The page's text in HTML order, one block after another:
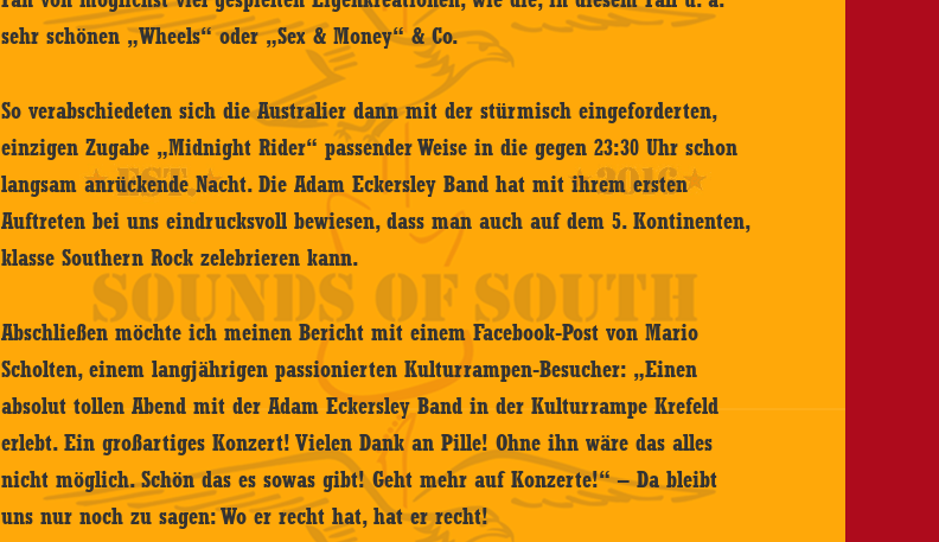
sehr schönen „Wheels“ oder „Sex & Money“ & Co.
So verabschiedeten sich die Australier dann mit der stürmisch eingeforderten,
einzigen Zugabe „Midnight Rider“ passender Weise in die gegen 23:30 Uhr schon
langsam anrückende Nacht. Die Adam Eckersley Band hat mit ihrem ersten
Auftreten bei uns eindrucksvoll bewiesen, dass man auch auf dem 5. Kontinenten,
klasse Southern Rock zelebrieren kann.
Abschließen möchte ich meinen Bericht mit einem Facebook-Post von Mario
Scholten, einem langjährigen passionierten Kulturrampen-Besucher: „Einen
absolut tollen Abend mit der Adam Eckersley Band in der Kulturrampe Krefeld
erlebt. Ein großartiges Konzert! Vielen Dank an Pille! Ohne ihn wäre das alles
nicht möglich. Schön das es sowas gibt! Geht mehr auf Konzerte!“ – Da bleibt
uns nur noch zu sagen: Wo er recht hat, hat er recht!